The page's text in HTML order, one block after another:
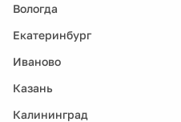
Вологда
Екатеринбург
Иваново
Казань
Калининград